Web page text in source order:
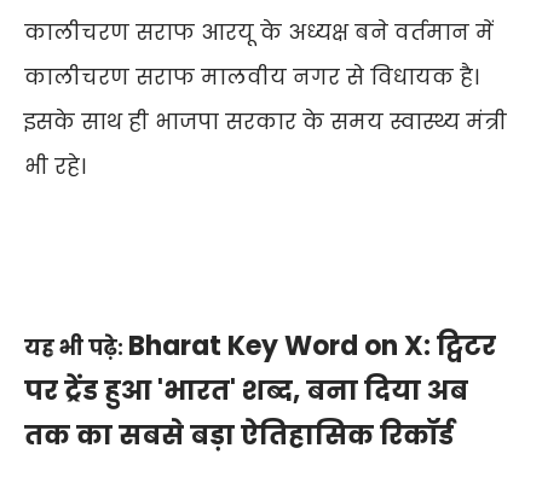
कालीचरण सराफ आरयू के अध्यक्ष बने वर्तमान में
कालीचरण सराफ मालवीय नगर से विधायक है।
इसके साथ ही भाजपा सरकार के समय स्वास्थ्य मंत्री
भी रहे।
यह भी पढ़े: Bharat Key Word on X: ट्विटर
पर ट्रेंड हुआ 'भारत' शब्द, बना दिया अब
तक का सबसे बड़ा ऐतिहासिक रिकॉर्ड